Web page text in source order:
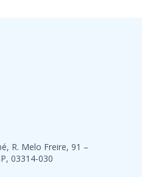
R. Melo Freire, 91 –
03314-030